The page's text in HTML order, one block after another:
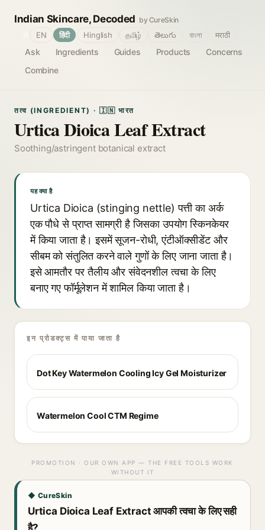
Indian Skincare, Decoded by CureSkin
Ask Ingredients Guides Products
Concerns
Combine
EN हिंदी Hinglish தமிழ் తెలుగు বাংলা मराठी
तत्व (INGREDIENT) · 🇮🇳 भारत
Urtica Dioica Leaf Extract
Soothing/astringent botanical extract
यह क्या है
Urtica Dioica (stinging nettle) पत्ती का अर्क
एक पौधे से प्राप्त सामग्री है जिसका उपयोग स्किनकेयर
में किया जाता है। इसमें सूजन-रोधी, एंटीऑक्सीडेंट और
सीबम को संतुलित करने वाले गुणों के लिए जाना जाता है।
इसे आमतौर पर तैलीय और संवेदनशील त्वचा के लिए
बनाए गए फॉर्मूलेशन में शामिल किया जाता है।
इन प्रोडक्ट्स में पाया जाता है
Dot Key Watermelon Cooling Icy Gel Moisturizer
Watermelon Cool CTM Regime
PROMOTION · OUR OWN APP — THE FREE TOOLS WORK
WITHOUT IT
◆ CureSkin
Urtica Dioica Leaf Extract आपकी त्वचा के लिए सही
है?